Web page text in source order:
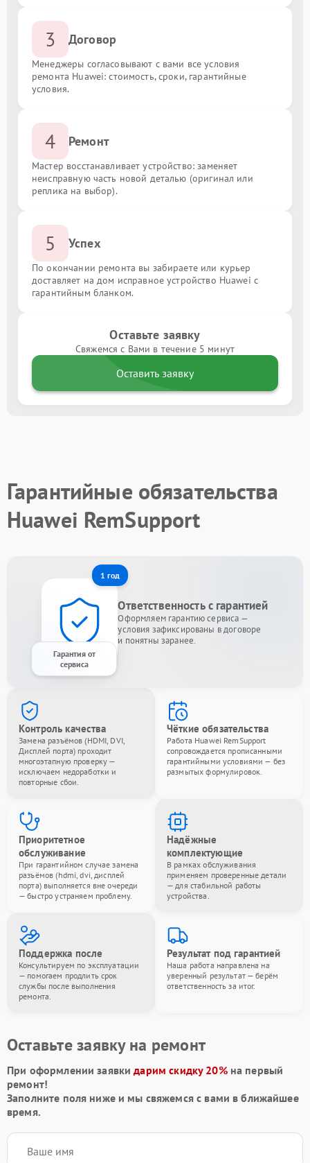
3 Договор
Менеджеры согласовывают с вами все условия
ремонта Huawei: стоимость, сроки, гарантийные
условия.
4 Ремонт
Мастер восстанавливает устройство: заменяет
неисправную часть новой деталью (оригинал или
реплика на выбор).
5 Успех
По окончании ремонта вы забираете или курьер
доставляет на дом исправное устройство Huawei с
гарантийным бланком.
Оставьте заявку
Свяжемся с Вами в течение 5 минут
Оставить заявку
Гарантийные обязательства
Huawei RemSupport
1 год
Гарантия от
сервиса
Ответственность с гарантией
Оформляем гарантию сервиса —
условия зафиксированы в договоре
и понятны заранее.
Контроль качества
Замена разъёмов (HDMI, DVI,
Дисплей порта) проходит
многоэтапную проверку —
исключаем недоработки и
повторные сбои.
Чёткие обязательства
Работа Huawei RemSupport
сопровождается прописанными
гарантийными условиями — без
размытых формулировок.
Приоритетное
обслуживание
При гарантийном случае замена
разъёмов (hdmi, dvi, дисплей
порта) выполняется вне очереди
— быстро устраняем проблему.
Надёжные
комплектующие
В рамках обслуживания
применяем проверенные детали
— для стабильной работы
устройства.
Поддержка после
Консультируем по эксплуатации
— помогаем продлить срок
службы после выполнения
ремонта.
Результат под гарантией
Наша работа направлена на
уверенный результат — берём
ответственность за итог.
Оставьте заявку на ремонт
При оформлении заявкидарим скидку 20%на первый
ремонт!
Заполните поля ниже и мы свяжемся с вами в ближайшее
время.